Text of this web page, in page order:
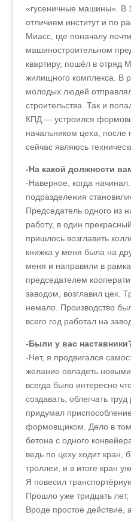
«гусеничные машины». В
отличием институт и по
Миасс, где поначалу
машиностроительном
квартиру, пошёл в
жилищного комплекса. В
молодых людей
строительства. Так и
КПД — устроился
начальником цеха,
сейчас являюсь
-На какой должности
-Наверное, когда
подразделения
Председатель одного из
работу, в один
пришлось возглавить
книжка у меня была на
меня и направили в
председателем
заводом, возглавил цех.
немало. Производство
всего год работал на
-Были у вас
-Нет, я продвигался
желание овладеть
всегда было интересно
создавать, облегчать
придумал
формовщиком. Дело в
бетона с одного
ведь по цеху ходит кран,
троллеи, и в итоге кран
Я повесил
Прошло уже тридцать
Вроде простое действие,